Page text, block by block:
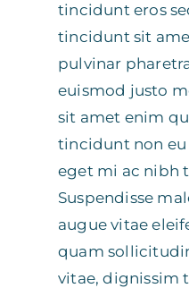
tincidunt eros
tincidunt sit
pulvinar
euismod justo
sit amet enim
tincidunt non
eget mi ac nibh
Suspendisse
augue vitae
quam
vitae, dignissim